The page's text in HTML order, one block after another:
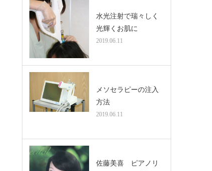
水光注射で瑞々しく
光輝くお肌に
2019.06.11
メソセラピーの注入
方法
2019.06.11
佐藤美喜 ピアノリ